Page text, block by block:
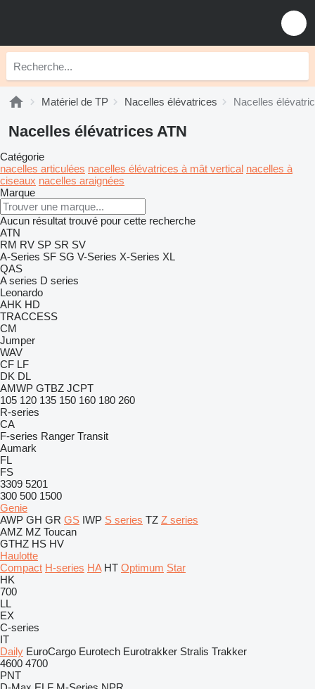
Matériel de TP Nacelles élévatrices Nacelles
Nacelles élévatrices ATN
Catégorie
nacelles articulées nacelles élévatrices à mât vertical nacelles à
ciseaux nacelles araignées
Marque
Aucun résultat trouvé pour cette recherche
ATN
RM RV SP SR SV
A-Series SF SG V-Series X-Series XL
QAS
A series D series
Leonardo
AHK HD
TRACCESS
CM
Jumper
WAV
CF LF
DK DL
AMWP GTBZ JCPT
105 120 135 150 160 180 260
R-series
CA
F-series Ranger Transit
Aumark
FL
FS
3309 5201
300 500 1500
Genie
AWP GH GR GS IWP S series TZ Z series
AMZ MZ Toucan
GTHZ HS HV
Haulotte
Compact H-series HA HT Optimum Star
HK
700
LL
EX
C-series
IT
Daily EuroCargo Eurotech Eurotrakker Stralis Trakker
4600 4700
PNT